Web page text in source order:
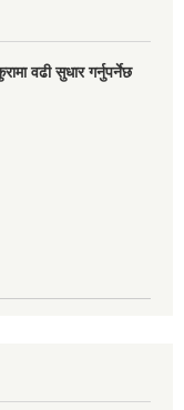
वढी सुधार गर्नुपर्नेछ